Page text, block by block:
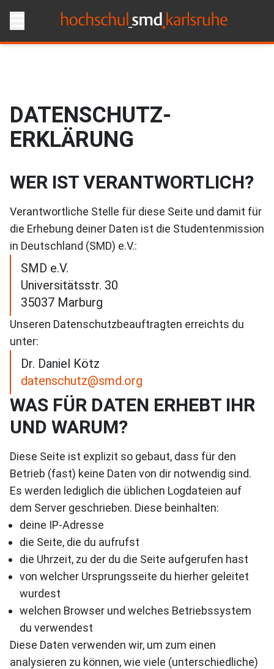
DATENSCHUTZ-
ERKLÄRUNG
WER IST VERANTWORTLICH?
Verantwortliche Stelle für diese Seite und damit für
die Erhebung deiner Daten ist die Studentenmission
in Deutschland (SMD) e.V.:
SMD e.V.
Universitätsstr. 30
35037 Marburg
Unseren Datenschutzbeauftragten erreichts du
unter:
Dr. Daniel Kötz
datenschutz@smd.org
WAS FÜR DATEN ERHEBT IHR
UND WARUM?
Diese Seite ist explizit so gebaut, dass für den
Betrieb (fast) keine Daten von dir notwendig sind.
Es werden lediglich die üblichen Logdateien auf
dem Server geschrieben. Diese beinhalten:
deine IP-Adresse
die Seite, die du aufrufst
die Uhrzeit, zu der du die Seite aufgerufen hast
von welcher Ursprungsseite du hierher geleitet
wurdest
welchen Browser und welches Betriebssystem
du verwendest
Diese Daten verwenden wir, um zum einen
analysieren zu können, wie viele (unterschiedliche)